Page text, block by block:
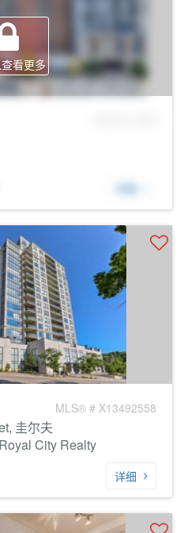
看更多
详细
MLS® # X13492558
圭尔夫
City Realty
详细